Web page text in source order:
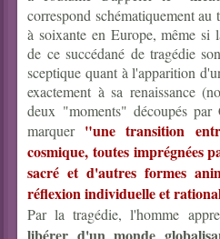
correspond schématiquement au
à soixante en Europe, même si
de ce succédané de tragédie
sceptique quant à l'apparition
exactement à sa renaissance
deux "moments" découpés
marquer "une transition
cosmique, toutes imprégnées
sacré et d'autres formes
réflexion individuelle et
Par la tragédie, l'homme